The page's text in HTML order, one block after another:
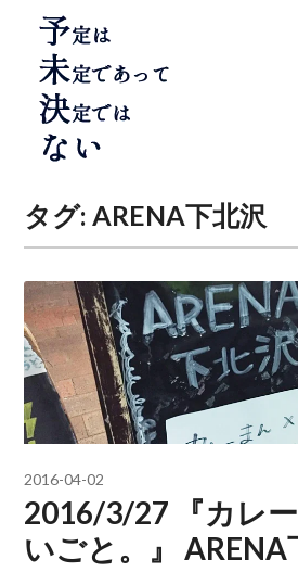
content
タグ:ARENA下北沢
2016-04-02
2016/3/27 『カレ
いごと。』 ARENA